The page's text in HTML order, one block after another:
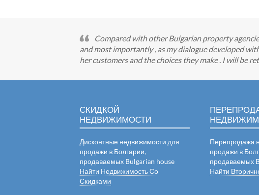
Compared with other Bulgarian property
and most importantly , as my dialogue developed
her customers and the choices they make . I will be
СКИДКОЙ
НЕДВИЖИМОСТИ
Дисконтные недвижимости для
продажи в Болгарии,
продаваемых Bulgarian house
Найти Недвижимость Со
Скидками
Перепродажа
продажи в
продаваемых
Найти